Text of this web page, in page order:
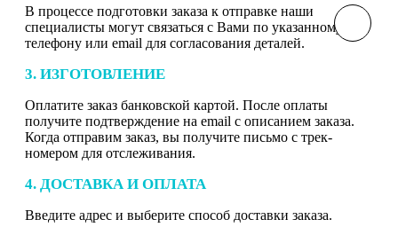
В процессе подготовки заказа к отправке наши
специалисты могут связаться с Вами по указанному
телефону или email для согласования деталей.
3. ИЗГОТОВЛЕНИЕ
Оплатите заказ банковской картой. После оплаты
получите подтверждение на email с описанием заказа.
Когда отправим заказ, вы получите письмо с трек-
номером для отслеживания.
4. ДОСТАВКА И ОПЛАТА
Введите адрес и выберите способ доставки заказа.